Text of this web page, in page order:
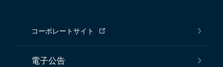
コーポレートサイト
電子公告